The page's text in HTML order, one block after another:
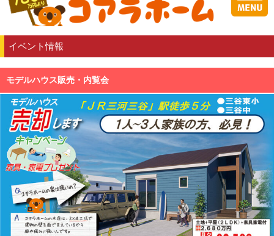
イベント情報
モデルハウス販売・内覧会